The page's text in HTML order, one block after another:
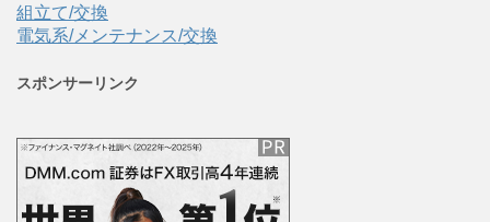
組立て/交換
電気系/メンテナンス/交換
スポンサーリンク